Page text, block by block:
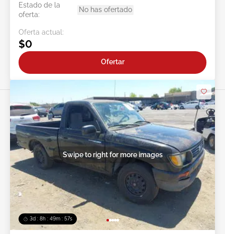
Estado de la
oferta:
No has ofertado
Oferta actual:
$0
Ofertar
3d : 8h : 49m : 54s
Swipe to right for more images